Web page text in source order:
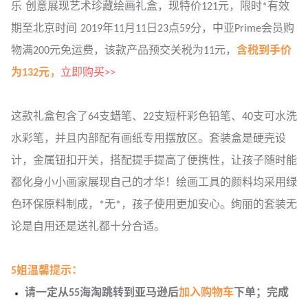
乐 创意展现艺术珍藏绘画礼盒，现特价121元，限时*有效
期至北京时间 2019年11月11日23点59分，中亚Prime会员购
物满200元免运费，该款产品预交关税为11元， 含税到手价
为132元， 立即购买>>
这款礼盒包含了64支蜡笔、22支短杆彩色铅笔、40支可水洗
水彩笔，并且内部配有画纸专用摆放区。套装盒是硬壳设
计，金属钮扣开关，搭配提手提高了便携性，让孩子随时能
都化身小小画家展现自己的才华！绘画工具的颜料均采用绿
色环保原料制成，*无*，孩子使用更加安心。绚丽的套装无
论是自用还是送礼都十分合适。
5姐温馨提示：
请一定从55海淘跳转到亚马逊后加入购物车 下单； 完成